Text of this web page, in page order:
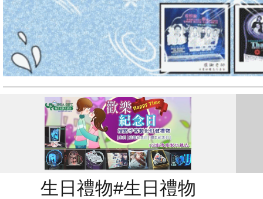
生日禮物#生日禮物